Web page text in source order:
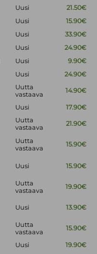
Uusi
21.50€
Uusi
15.90€
Uusi
33.90€
Uusi
24.90€
Uusi
9.90€
Uusi 24.90€
Uutta
vastaava
14.90€
Uusi 17.90€
Uutta
vastaava
21.90€
Uutta
vastaava
15.90€
Uusi 15.90€
Uutta
vastaava
19.90€
Uusi 13.90€
Uutta
vastaava
15.90€
Uusi
19.90€